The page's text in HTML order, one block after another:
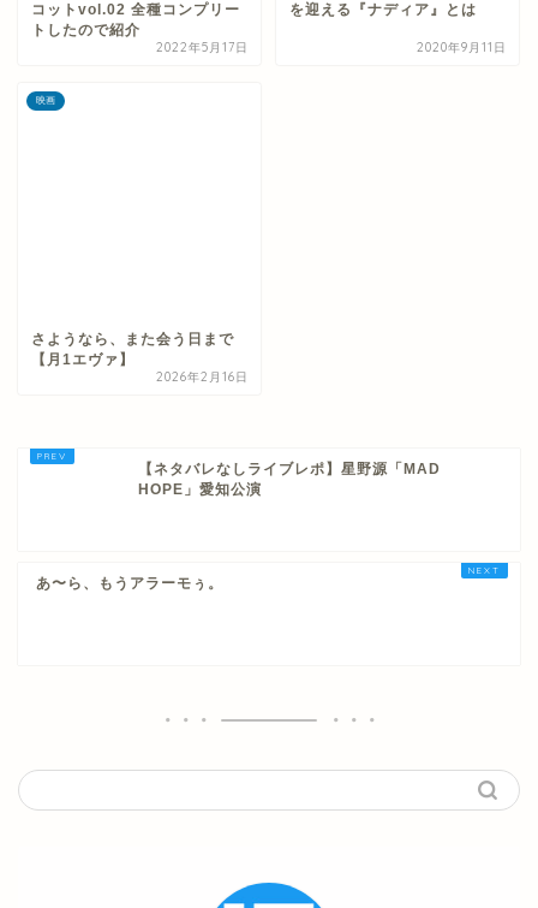
コットvol.02 全種コンプリー
トしたので紹介
2022年5月17日
を迎える『ナディア』とは
2020年9月11日
映画
さようなら、また会う日まで
【月1エヴァ】
2026年2月16日
【ネタバレなしライブレポ】星野源「MAD
HOPE」愛知公演
あ〜ら、もうアラーモぅ。